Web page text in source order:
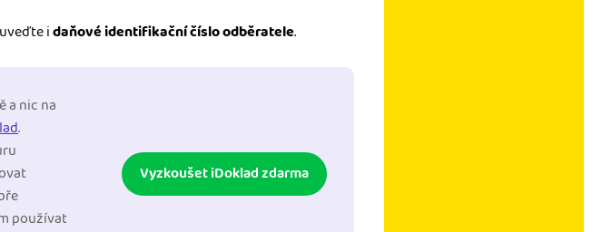
idaňové identifikační číslo odběratele.
a nic na
.
používat
Vyzkoušet iDoklad zdarma